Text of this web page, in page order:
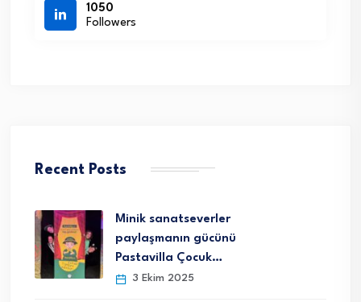
1050
Followers
Recent Posts
Minik sanatseverler
paylaşmanın gücünü
Pastavilla Çocuk…
3 Ekim 2025